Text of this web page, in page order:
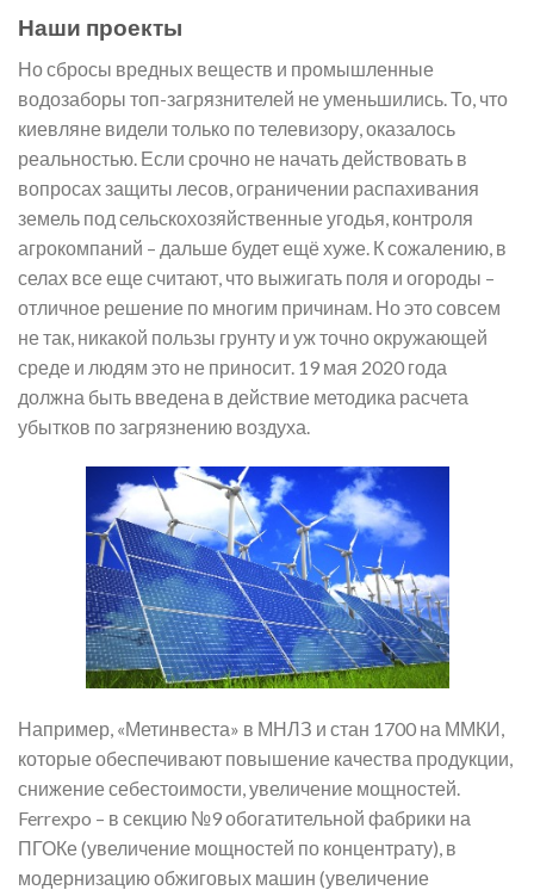
Наши проекты
Но сбросы вредных веществ и промышленные
водозаборы топ-загрязнителей не уменьшились. То, что
киевляне видели только по телевизору, оказалось
реальностью. Если срочно не начать действовать в
вопросах защиты лесов, ограничении распахивания
земель под сельскохозяйственные угодья, контроля
агрокомпаний – дальше будет ещё хуже. К сожалению, в
селах все еще считают, что выжигать поля и огороды –
отличное решение по многим причинам. Но это совсем
не так, никакой пользы грунту и уж точно окружающей
среде и людям это не приносит. 19 мая 2020 года
должна быть введена в действие методика расчета
убытков по загрязнению воздуха.
Например, «Метинвеста» в МНЛЗ и стан 1700 на ММКИ,
которые обеспечивают повышение качества продукции,
снижение себестоимости, увеличение мощностей.
Ferrexpo – в секцию №9 обогатительной фабрики на
ПГОКе (увеличение мощностей по концентрату), в
модернизацию обжиговых машин (увеличение